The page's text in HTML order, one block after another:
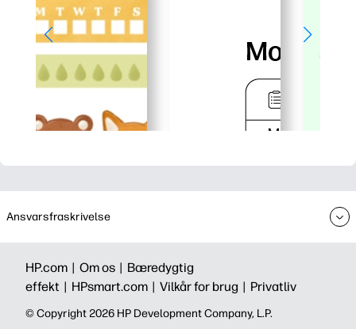
Ansvarsfraskrivelse
HP.com | Om os | Bæredygtig
effekt | HPsmart.com | Vilkår for brug | Privatliv
©️ Copyright 2026 HP Development Company, L.P.